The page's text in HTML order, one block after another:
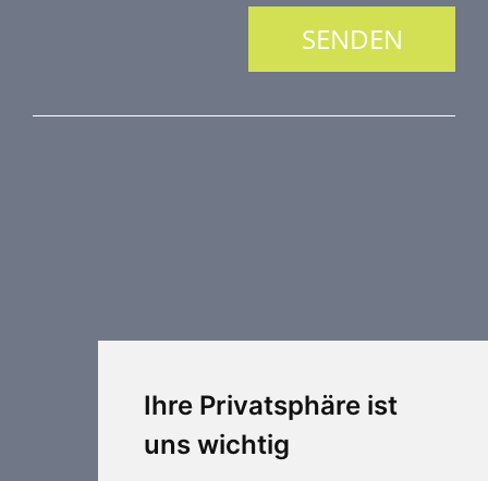
Ihre Privatsphäre ist
uns wichtig
Weitere Elemente Lufttechnik
Industrielle heizung und kühlung